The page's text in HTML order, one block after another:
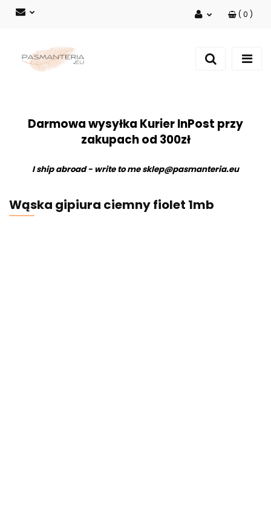
Zarejestruj się
( 0 )
Darmowa wysyłka Kurier InPost przy
zakupach od 300zł
I ship abroad - write to mesklep@pasmanteria.eu
Wąska gipiura ciemny fiolet 1mb